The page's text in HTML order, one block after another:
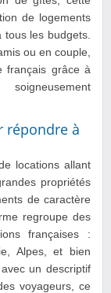
de logements
les budgets.
ou en couple,
français grâce à
répondre à
locations allant
propriétés
de caractère
regroupe des
françaises :
Alpes, et bien
un descriptif
voyageurs, ce